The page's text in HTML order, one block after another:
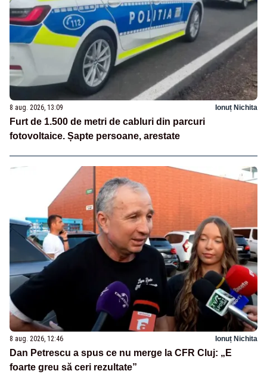
8 aug. 2026, 13:09 Ionuț Nichita
Furt de 1.500 de metri de cabluri din parcuri
fotovoltaice. Șapte persoane, arestate
8 aug. 2026, 12:46 Ionuț Nichita
Dan Petrescu a spus ce nu merge la CFR Cluj: „E
foarte greu să ceri rezultate”